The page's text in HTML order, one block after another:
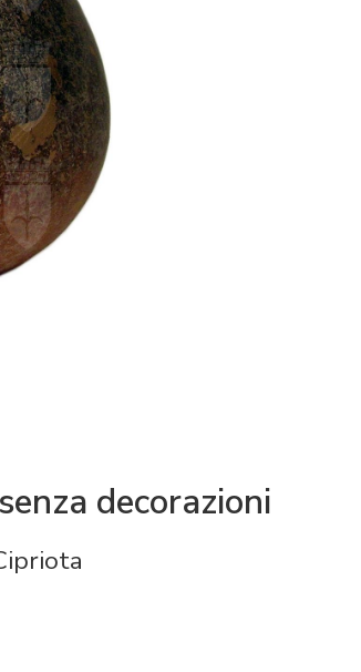
decorazioni